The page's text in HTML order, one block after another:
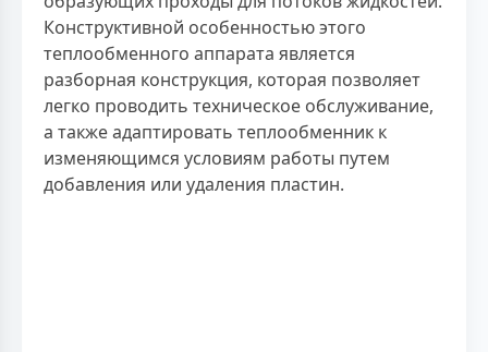
Конструктивной особенностью этого
теплообменного аппарата является
разборная конструкция, которая позволяет
легко проводить техническое обслуживание,
а также адаптировать теплообменник к
изменяющимся условиям работы путем
добавления или удаления пластин.